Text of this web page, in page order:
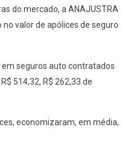
do mercado, a ANAJUSTRA
valor de apólices de seguro
em seguros auto contratados
514,32, R$ 262,33 de
economizaram, em média,